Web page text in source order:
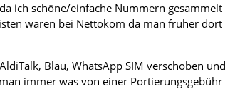
ich schöne/einfache Nummern gesammelt
waren bei Nettokom da man früher dort
Blau, WhatsApp SIM verschoben und
immer was von einer Portierungsgebühr